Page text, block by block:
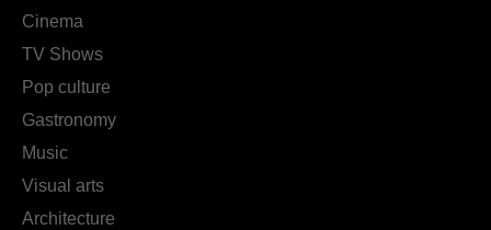
Cinema
TV Shows
Pop culture
Gastronomy
Music
Visual arts
Architecture